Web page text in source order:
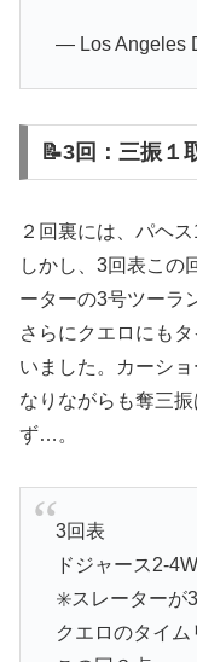
— Los Angeles
📝3回：三振１
２回裏には、パヘ
しかし、3回表この
ーターの3号ツーラ
さらにクエロにも
いました。カーシ
なりながらも奪三
ず…。
3回表
ドジャース2-
✳️スレーターが
クエロのタイム